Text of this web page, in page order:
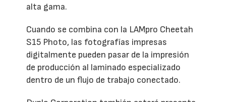
alta gama.
Cuando se combina con la LAMpro Cheetah
S15 Photo, las fotografías impresas
digitalmente pueden pasar de la impresión
de producción al laminado especializado
dentro de un flujo de trabajo conectado.